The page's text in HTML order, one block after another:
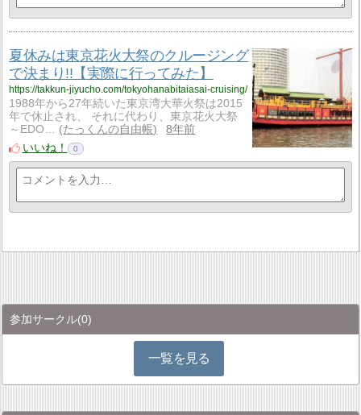
夏休みは東京花火大祭のクルージング
で決まり!!【実際に行ってみた】
https://takkun-jiyucho.com/tokyohanabitaiasai-cruising/
1988年から27年続いた東京湾大華火祭は2015
年で休止され、 それに代わり、東京花火大祭
～EDO…
たっくんの自由帳
8年前
いいね！
0
参加サークル(0)
一覧を見る